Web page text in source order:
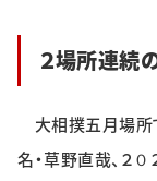
付属校
スポーツ
校友
２場所連続
大相撲五月場所
名・草野直哉、２